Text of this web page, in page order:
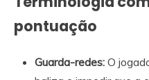
pontuação
Guarda-redes: O